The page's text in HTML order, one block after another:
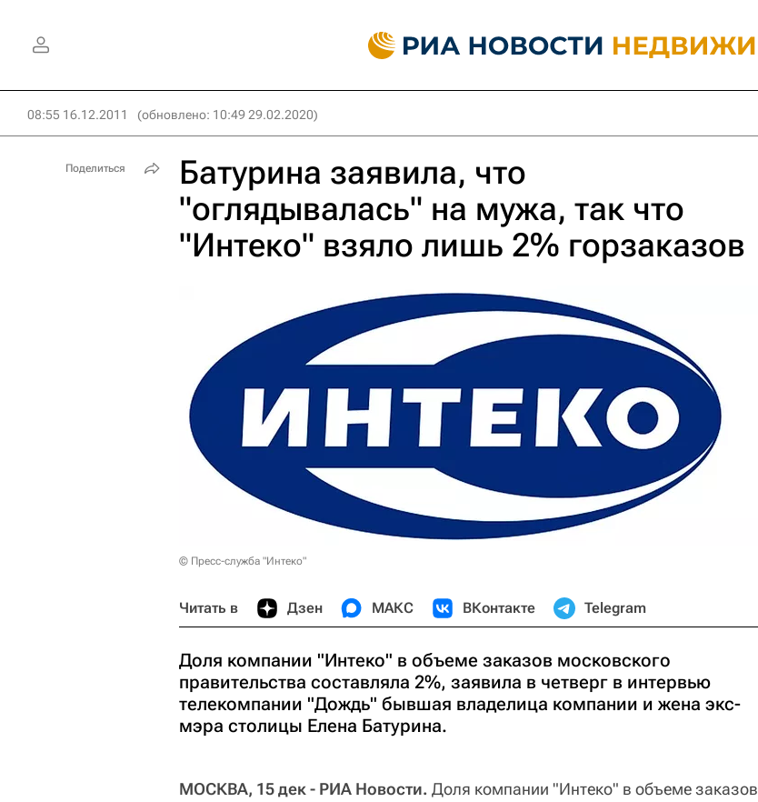
08:55 16.12.2011 (обновлено: 10:49 29.02.2020)
Батурина заявила, что
"оглядывалась" на мужа, так что
"Интеко" взяло лишь 2% горзаказов
© Пресс-служба "Интеко"
Читать в Дзен МАКС ВКонтакте Telegram
Доля компании "Интеко" в объеме заказов московского
правительства составляла 2%, заявила в четверг в интервью
телекомпании "Дождь" бывшая владелица компании и жена экс-
мэра столицы Елена Батурина.
МОСКВА, 15 дек - РИА Новости. Доля компании "Интеко" в объеме заказов
Поделиться